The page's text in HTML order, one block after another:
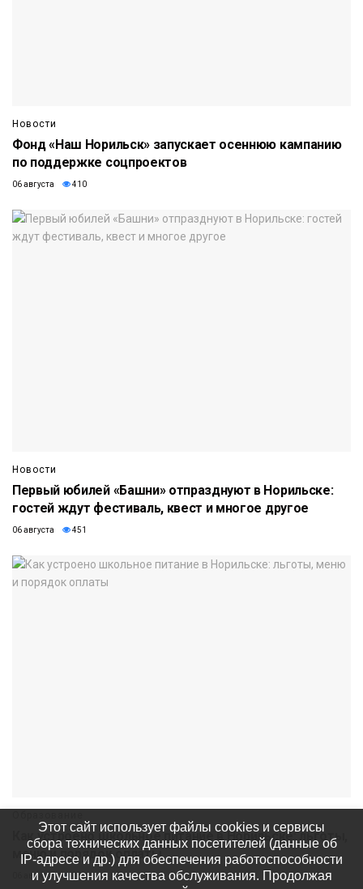
Новости
Фонд «Наш Норильск» запускает осеннюю кампанию
по поддержке соцпроектов
06 августа 410
Новости
Первый юбилей «Башни» отпразднуют в Норильске:
гостей ждут фестиваль, квест и многое другое
06 августа 451
Как устроено школьное питание в Норильске: льготы,
меню и порядок оплаты
06 августа 381
Этот сайт использует файлы cookies и сервисы
сбора технических данных посетителей (данные об
IP-адресе и др.) для обеспечения работоспособности
и улучшения качества обслуживания. Продолжая